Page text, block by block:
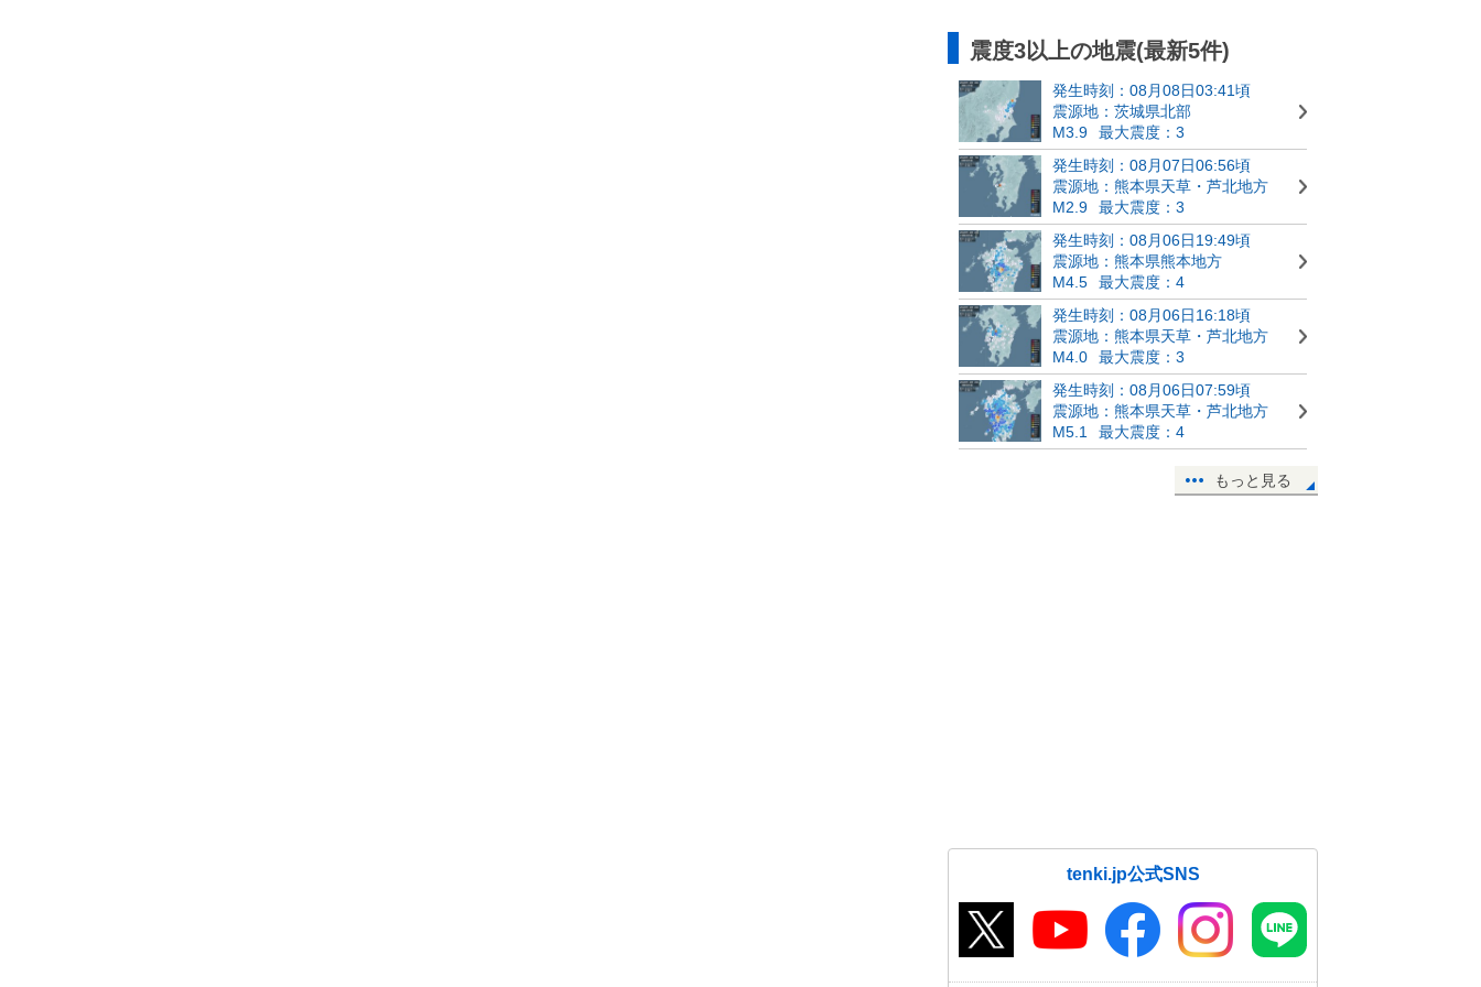
震度3以上の地震(最新5件)
発生時刻：08月08日03:41頃
震源地：茨城県北部
M3.9
最大震度：3
発生時刻：08月07日06:56頃
震源地：熊本県天草・芦北地方
M2.9
最大震度：3
発生時刻：08月06日19:49頃
震源地：熊本県熊本地方
M4.5
最大震度：4
発生時刻：08月06日16:18頃
震源地：熊本県天草・芦北地方
M4.0
最大震度：3
発生時刻：08月06日07:59頃
震源地：熊本県天草・芦北地方
M5.1
最大震度：4
もっと見る
tenki.jp公式SNS